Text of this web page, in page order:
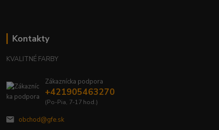
Kontakty
KVALITNÉ FARBY
Zákaznícka podpora
+421905463270
(Po-Pia, 7-17 hod.)
obchod@gfe.sk